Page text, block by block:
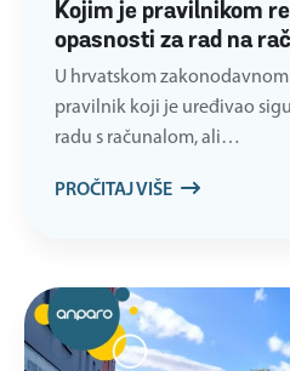
Kojim je pravilnikom
opasnosti za rad na
U hrvatskom
pravilnik koji je uređivao
radu s računalom, ali…
PROČITAJ VIŠE